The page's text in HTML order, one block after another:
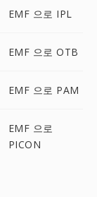
EMF 으로 IPL
EMF 으로 OTB
EMF 으로 PAM
EMF 으로
PICON